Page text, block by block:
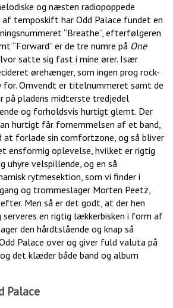
og næsten radiopoppede
temposkift har Odd Palace fundet en
“Breathe”, efterfølgeren
“Forward” er de tre numre på One
satte sig fast i mine ører. Især
ørehænger, som ingen prog rock-
for. Omvendt er titelnummeret samt de
på pladens midterste tredjedel
og forholdsvis hurtigt glemt. Der
hurtigt får fornemmelsen af et band,
forlade sin comfortzone, og så bliver
ensformig oplevelse, hvilket er rigtig
uhyre velspillende, og en så
rytmesektion, som vi finder i
og trommeslager Morten Peetz,
Men så er det godt, at der hen
serveres en rigtig lækkerbisken i form af
den hårdtslående og knap så
Palace over og giver fuld valuta på
det klæder både band og album
Palace